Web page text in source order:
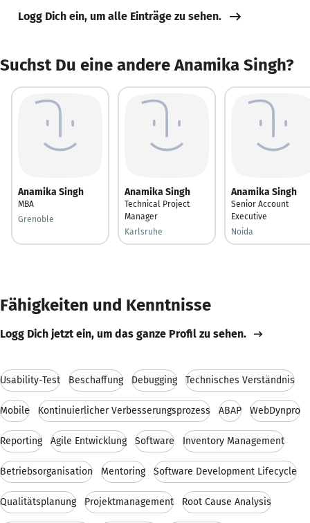
Logg Dich ein, um alle Einträge zu sehen.
Suchst Du eine andere Anamika Singh?
Anamika Singh
MBA
Grenoble
Anamika Singh
Technical Project
Manager
Karlsruhe
Anamika Singh
Senior Account
Executive
Noida
Fähigkeiten und Kenntnisse
Logg Dich jetzt ein, um das ganze Profil zu sehen.
Usability-Test Beschaffung Debugging Technisches Verständnis
Mobile Kontinuierlicher Verbesserungsprozess ABAP WebDynpro
Reporting Agile Entwicklung Software Inventory Management
Betriebsorganisation Mentoring Software Development Lifecycle
Qualitätsplanung Projektmanagement Root Cause Analysis